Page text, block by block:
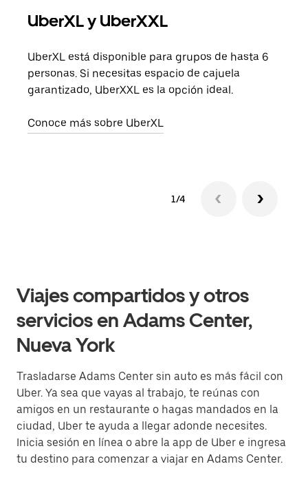
UberXL y UberXXL
UberXL está disponible para grupos de hasta 6
personas. Si necesitas espacio de cajuela
garantizado, UberXXL es la opción ideal.
Conoce más sobre UberXL
1/4
Viajes compartidos y otros
servicios en Adams Center,
Nueva York
Trasladarse Adams Center sin auto es más fácil con
Uber. Ya sea que vayas al trabajo, te reúnas con
amigos en un restaurante o hagas mandados en la
ciudad, Uber te ayuda a llegar adonde necesites.
Inicia sesión en línea o abre la app de Uber e ingresa
tu destino para comenzar a viajar en Adams Center.